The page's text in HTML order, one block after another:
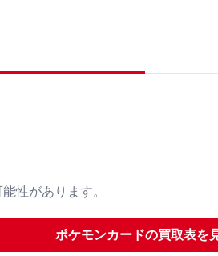
性があります。
ポケモンカードの買取表を